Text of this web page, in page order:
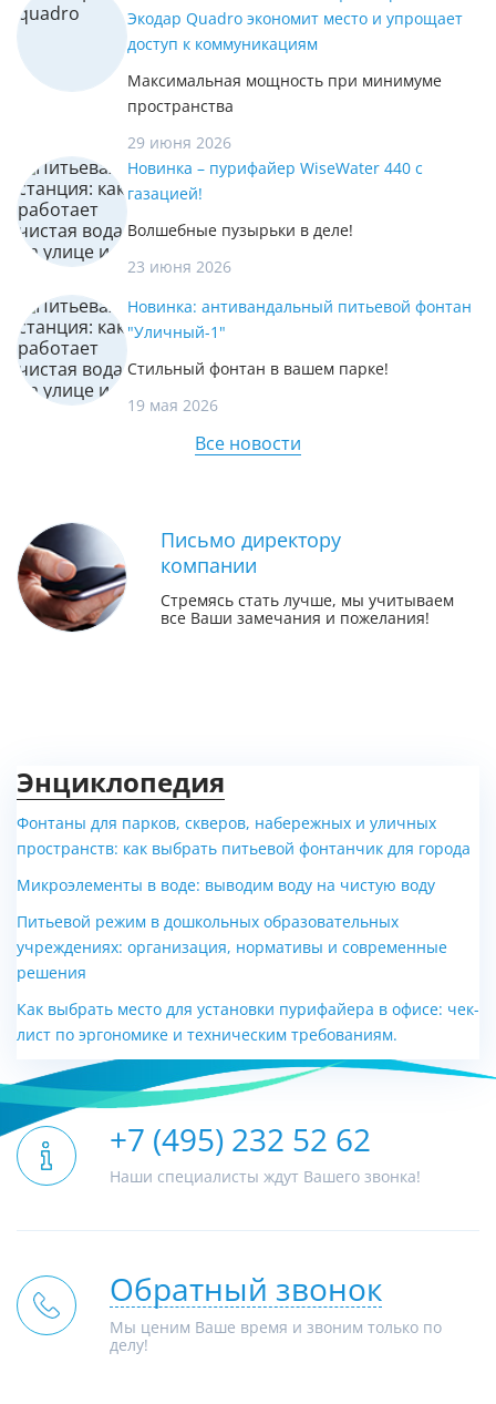
Экодар Quadro экономит место и упрощает
доступ к коммуникациям
Максимальная мощность при минимуме
пространства
29 июня 2026
Новинка – пурифайер WiseWater 440 с
газацией!
Волшебные пузырьки в деле!
23 июня 2026
Новинка: антивандальный питьевой фонтан
"Уличный-1"
Стильный фонтан в вашем парке!
19 мая 2026
Все новости
Письмо директору
компании
Стремясь стать лучше, мы учитываем
все Ваши замечания и пожелания!
Энциклопедия
Фонтаны для парков, скверов, набережных и уличных
пространств: как выбрать питьевой фонтанчик для города
Микроэлементы в воде: выводим воду на чистую воду
Питьевой режим в дошкольных образовательных
учреждениях: организация, нормативы и современные
решения
Как выбрать место для установки пурифайера в офисе: чек-
лист по эргономике и техническим требованиям.
+7 (495) 232 52 62
Наши специалисты ждут Вашего звонка!
Обратный звонок
Мы ценим Ваше время и звоним только по
делу!